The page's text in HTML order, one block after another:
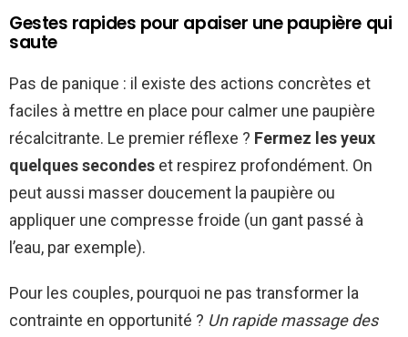
Gestes rapides pour apaiser une paupière qui
saute
Pas de panique : il existe des actions concrètes et
faciles à mettre en place pour calmer une paupière
récalcitrante. Le premier réflexe ? Fermez les yeux
quelques secondes et respirez profondément. On
peut aussi masser doucement la paupière ou
appliquer une compresse froide (un gant passé à
l’eau, par exemple).
Pour les couples, pourquoi ne pas transformer la
contrainte en opportunité ? Un rapide massage des